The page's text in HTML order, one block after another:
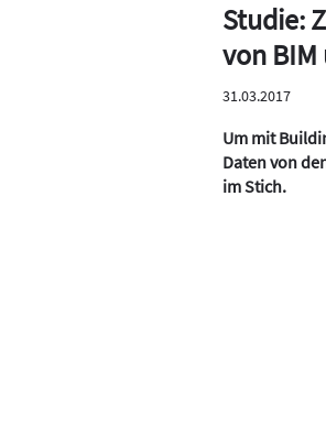
Studie:
von
31.03.2017
Um mit
Daten von
im Stich.